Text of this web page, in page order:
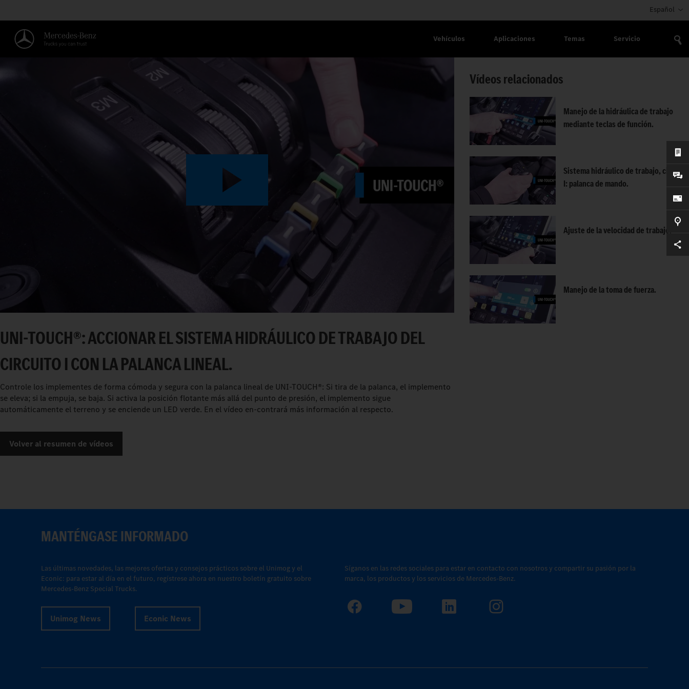
Español
Vehículos Aplicaciones Temas Servicio
SISTEMA HIDRÁULICO DE TRABAJO CIRCUITO I – BALANCÍN LINEAL.
Play
Video
UNI-TOUCH®: ACCIONAR EL SISTEMA HIDRÁULICO DE TRABAJO DEL
CIRCUITO I CON LA PALANCA LINEAL.
Controle los implementes de forma cómoda y segura con la palanca lineal de UNI-TOUCH®: Si tira de la palanca, el implemento
se eleva; si la empuja, se baja. Si activa la posición flotante más allá del punto de presión, el implemento sigue
automáticamente el terreno y se enciende un LED verde. En el vídeo en-contrará más información al respecto.
Volver al resumen de vídeos
Vídeos relacionados
Manejo de la hidráulica de trabajo
mediante teclas de función.
Sistema hidráulico de trabajo, circuito
I: palanca de mando.
Ajuste de la velocidad de trabajo.
Manejo de la toma de fuerza.
MANTÉNGASE INFORMADO
Las últimas novedades, las mejores ofertas y consejos prácticos sobre el Unimog y el
Econic: para estar al día en el futuro, regístrese ahora en nuestro boletín gratuito sobre
Mercedes-Benz Special Trucks.
Unimog News Econic News
Síganos en las redes sociales para estar en contacto con nosotros y compartir su pasión por la
marca, los productos y los servicios de Mercedes-Benz.